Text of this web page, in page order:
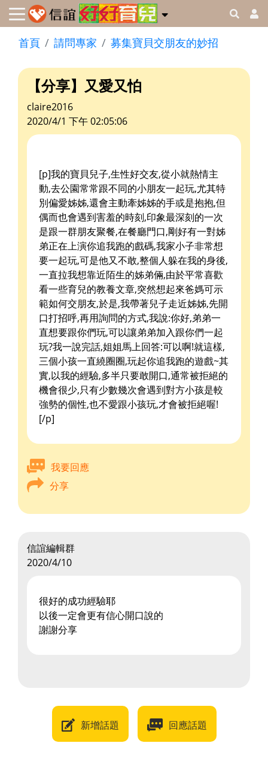
首頁 請問專家 募集寶貝交朋友的妙招
【分享】又愛又怕
claire2016
2020/4/1 下午 02:05:06
[p]我的寶貝兒子,生性好交友,從小就熱情主
動,去公園常常跟不同的小朋友一起玩,尤其特
別偏愛姊姊,還會主動牽姊姊的手或是抱抱,但
偶而也會遇到害羞的時刻,印象最深刻的一次
是跟一群朋友聚餐,在餐廳門口,剛好有一對姊
弟正在上演你追我跑的戲碼,我家小子非常想
要一起玩,可是他又不敢,整個人躲在我的身後,
一直拉我想靠近陌生的姊弟倆,由於平常喜歡
看一些育兒的教養文章,突然想起來爸媽可示
範如何交朋友,於是,我帶著兒子走近姊姊,先開
口打招呼,再用詢問的方式,我說:你好,弟弟一
直想要跟你們玩,可以讓弟弟加入跟你們一起
玩?我一說完話,姐姐馬上回答:可以啊!就這樣,
三個小孩一直繞圈圈,玩起你追我跑的遊戲~其
實,以我的經驗,多半只要敢開口,通常被拒絕的
機會很少,只有少數幾次會遇到對方小孩是較
強勢的個性,也不愛跟小孩玩,才會被拒絕喔!
[/p]
我要回應
分享
信誼編輯群
2020/4/10
很好的成功經驗耶
以後一定會更有信心開口說的
謝謝分享
新增話題 回應話題